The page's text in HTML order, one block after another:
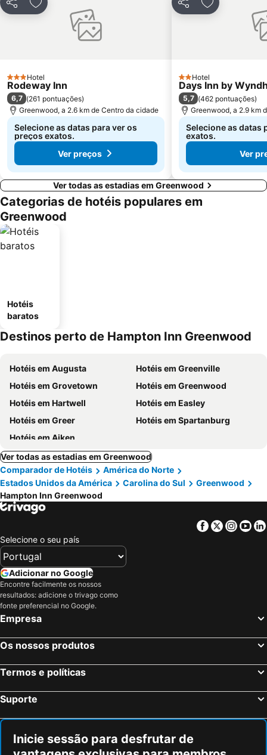
PartilharAdicionar aos favoritos
3 Estrelas
Hotel
Rodeway Inn
6,7 (261 pontuações)
Greenwood, a 2.6 km de Centro da cidade
Selecione as datas para ver os
preços exatos.
Ver preços
PartilharAdicionar
2 Estrelas
Hotel
Days Inn by
5,7 (462 pontuações)
Greenwood, a 2.9 km
Selecione as datas
exatos.
Ver
Ver todas as estadias em Greenwood
Categorias de hotéis populares em
Greenwood
Hotéis
baratos
Destinos perto de Hampton Inn Greenwood
Hotéis em Augusta
Hotéis em Greenville
Hotéis em Grovetown
Hotéis em Greenwood
Hotéis em Hartwell
Hotéis em Easley
Hotéis em Greer
Hotéis em Spartanburg
Hotéis em Aiken
Ver todas as estadias em Greenwood
Comparador de Hotéis
América do Norte
Estados Unidos da América
Carolina do Sul
Greenwood
Hampton Inn Greenwood
Facebook
Twitter
Selecione o seu país
Adicionar no Google
Encontre facilmente os nossos
resultados: adicione o trivago como
fonte preferencial no Google.
Empresa
Os nossos produtos
Termos e políticas
Suporte
Inicie sessão para desfrutar de